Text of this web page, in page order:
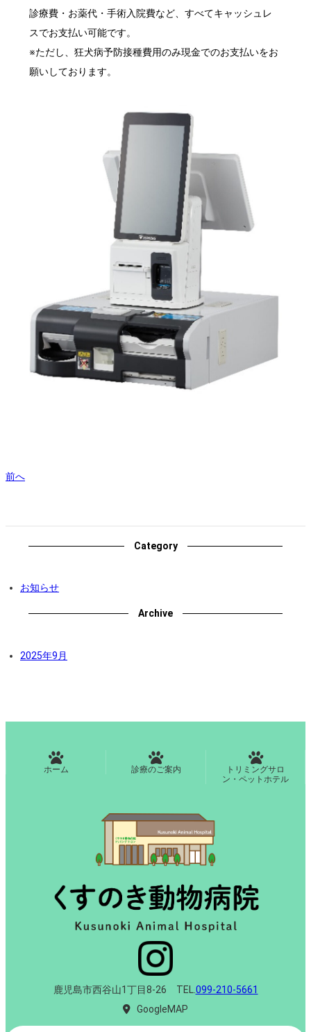
診療費・お薬代・手術入院費など、すべてキャッシュレ
スでお支払い可能です。
※ただし、狂犬病予防接種費用のみ現金でのお支払いをお
願いしております。
前へ
Category
お知らせ
Archive
2025年9月
ホーム 診療のご案内
トリミングサロ
ン・ペットホテル
鹿児島市西谷山1丁目8-26 TEL. 099-210-5661
GoogleMAP